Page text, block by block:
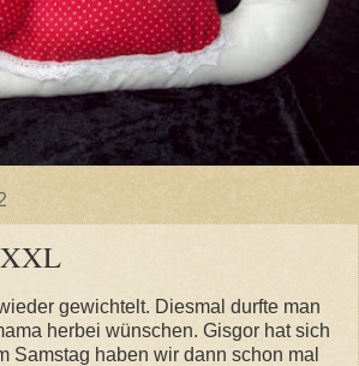
gewichtelt. Diesmal durfte man
herbei wünschen. Gisgor hat sich
Samstag haben wir dann schon mal